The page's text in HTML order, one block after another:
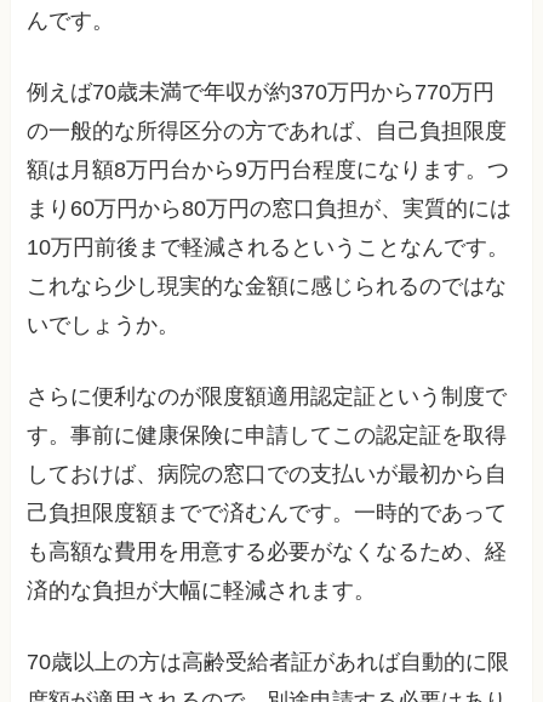
んです。
例えば70歳未満で年収が約370万円から770万円
の一般的な所得区分の方であれば、自己負担限度
額は月額8万円台から9万円台程度になります。つ
まり60万円から80万円の窓口負担が、実質的には
10万円前後まで軽減されるということなんです。
これなら少し現実的な金額に感じられるのではな
いでしょうか。
さらに便利なのが限度額適用認定証という制度で
す。事前に健康保険に申請してこの認定証を取得
しておけば、病院の窓口での支払いが最初から自
己負担限度額までで済むんです。一時的であって
も高額な費用を用意する必要がなくなるため、経
済的な負担が大幅に軽減されます。
70歳以上の方は高齢受給者証があれば自動的に限